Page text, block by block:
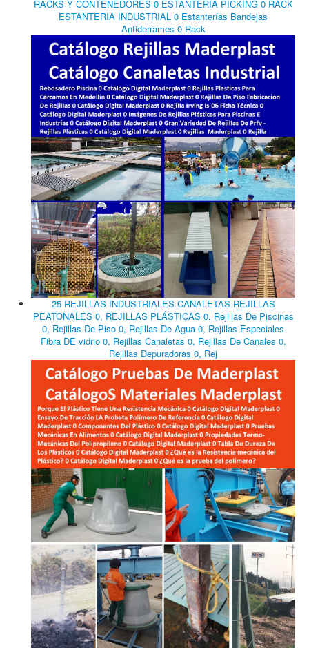
RACKS Y CONTENEDORES 0 ESTANTERÍA PICKING 0 RACK
ESTANTERIA INDUSTRIAL 0 Estanterías Bandejas
Antiderrames 0 Rack
25 REJILLAS INDUSTRIALES CANALETAS REJILLAS
PEATONALES 0, REJILLAS PLÁSTICAS 0, Rejillas De Piscinas
0, Rejillas De Piso 0, Rejillas De Agua 0, Rejillas Especiales
Fibra DE vidrio 0, Rejillas Canaletas 0, Rejillas De Canales 0,
Rejillas Depuradoras 0, Rej